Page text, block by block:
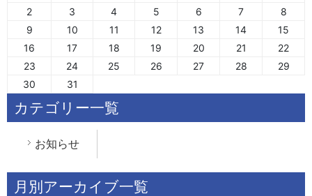
2
3 4 5 6 7
8
9
10 11 12 13 14
15
16
17 18 19 20 21
22
23
24 25 26 27 28
29
30
31
カテゴリー一覧
お知らせ
月別アーカイブ一覧